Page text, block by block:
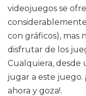
videojuegos se
con gráficos), mas
disfrutar de los
Cualquiera, desde
jugar a este juego.
ahora y goza!.